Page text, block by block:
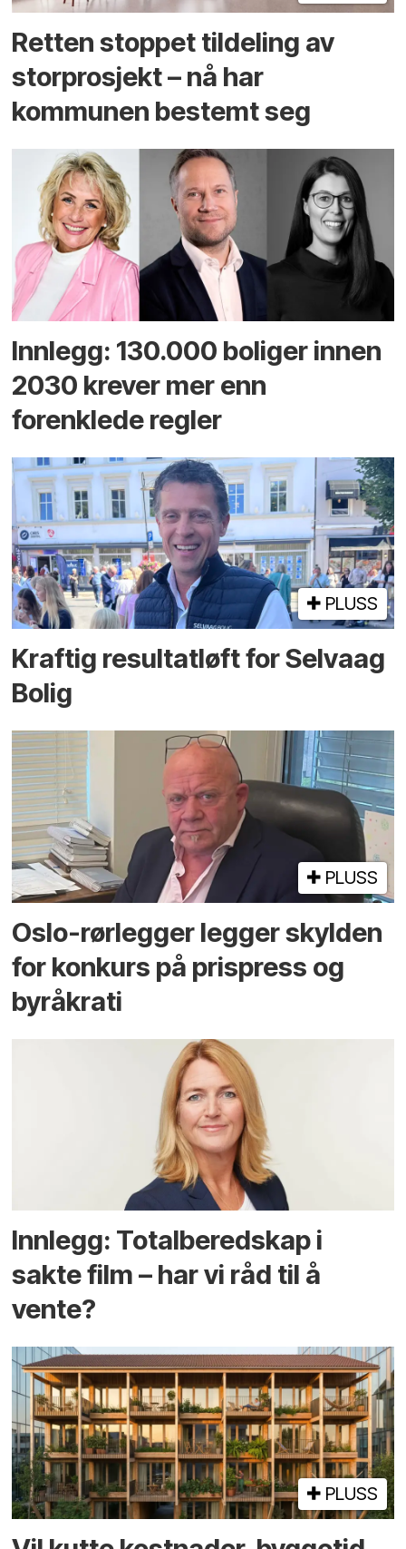
Retten stoppet tildeling av
storprosjekt – nå har
kommunen bestemt seg
Innlegg: 130.000 boliger innen
2030 krever mer enn
forenklede regler
PLUSS
Kraftig resultatløft for Selvaag
Bolig
PLUSS
Oslo-rørlegger legger skylden
for konkurs på prispress og
byråkrati
Innlegg: Totalberedskap i
sakte film – har vi råd til å
vente?
PLUSS